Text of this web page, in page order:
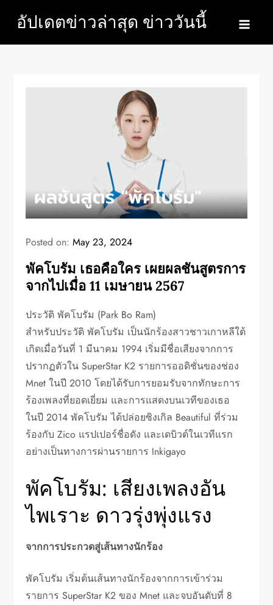
content
อัปเดตข่าวล่าสุด ข่าววันนี้
Posted on:May 23, 2024
พัคโบรัม เธอคือใคร เผยผลชันสูตรการ
จากไปเมื่อ 11 เมษายน 2567
ประวัติ พัคโบรัม (Park Bo Ram)
สำหรับประวัติ พัคโบรัม เป็นนักร้องสาวชาวเกาหลีใต้
เกิดเมื่อวันที่ 1 มีนาคม 1994 เริ่มมีชื่อเสียงจากการ
ปรากฏตัวใน SuperStar K2 รายการออดิชั่นของช่อง
Mnet ในปี 2010 โดยได้รับการยอมรับจากทักษะการ
ร้องเพลงที่ยอดเยี่ยม และการแสดงบนเวทีของเธอ
ในปี 2014 พัคโบรัม ได้ปล่อยซิงเกิล Beautiful ที่ร่วม
ร้องกับ Zico แรปเปอร์ชื่อดัง และเดบิวต์ในเวทีแรก
อย่างเป็นทางการผ่านรายการ Inkigayo
พัคโบรัม: เสียงเพลงอัน
ไพเราะ ดาวรุ่งพุ่งแรง
จากการประกวดสู่เส้นทางนักร้อง
พัคโบรัม เริ่มต้นเส้นทางนักร้องจากการเข้าร่วม
รายการ SuperStar K2 ของ Mnet และจบอันดับที่ 8